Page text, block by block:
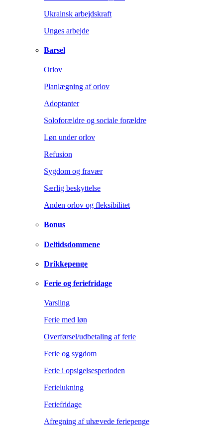
Ukrainsk arbejdskraft
Unges arbejde
Barsel
Orlov
Planlægning af orlov
Adoptanter
Soloforældre og sociale forældre
Løn under orlov
Refusion
Sygdom og fravær
Særlig beskyttelse
Anden orlov og fleksibilitet
Bonus
Deltidsdommene
Drikkepenge
Ferie og feriefridage
Varsling
Ferie med løn
Overførsel/udbetaling af ferie
Ferie og sygdom
Ferie i opsigelsesperioden
Ferielukning
Feriefridage
Afregning af uhævede feriepenge